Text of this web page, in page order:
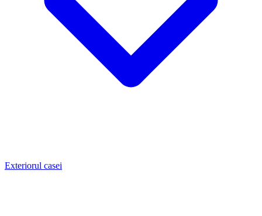
Exteriorul casei